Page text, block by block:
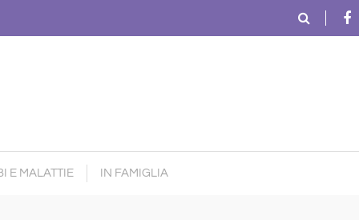
E MALATTIE IN FAMIGLIA